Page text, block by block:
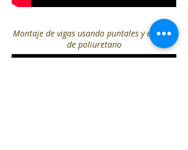
Montaje de vigas usando puntales y espuma
de poliuretano